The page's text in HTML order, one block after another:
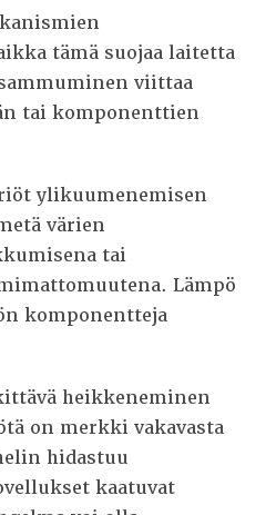
tämä suojaa laitetta
viittaa
tai komponenttien
ylikuumenemisen
värien
tai
Lämpö
komponentteja
heikkeneminen
on merkki vakavasta
hidastuu
kaatuvat